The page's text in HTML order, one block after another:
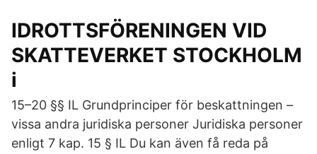
IDROTTSFÖRENINGEN VID
SKATTEVERKET STOCKHOLM
i
15–20 §§ IL Grundprinciper för beskattningen –
vissa andra juridiska personer Juridiska personer
enligt 7 kap. 15 § IL Du kan även få reda på